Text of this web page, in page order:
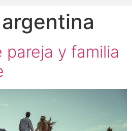
argentina
pareja y familia